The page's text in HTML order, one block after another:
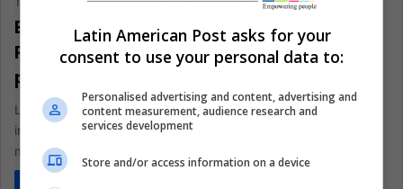
Explora los majestuosos paisajes de la
Patagonia: desde glaciares hasta
pueblos escondidos
La Patagonia, Argentina, es una tierra de paisajes
impresionantes y maravillas naturales. Desde imponentes
montañas hasta antiguas cuevas, esta región…
Latin American Post asks for your
consent to use your personal data to:
Personalised advertising and content, advertising and
content measurement, audience research and
services development
Store and/or access information on a device